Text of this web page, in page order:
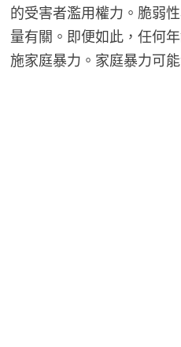
的受害者濫用權力。脆弱
量有關。即便如此，任何
施家庭暴力。家庭暴力可能